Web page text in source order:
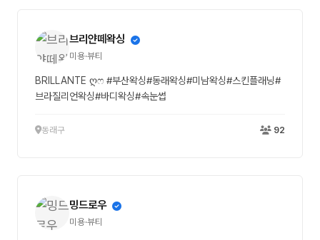
브리얀떼왁싱
미용·뷰티
BRILLANTE ღෆ #부산왁싱#동래왁싱#미남왁싱#스킨플래닝#
브라질리언왁싱#바디왁싱#속눈썹
동래구 92
밍드로우
미용·뷰티